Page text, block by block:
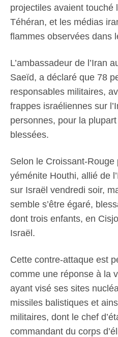
projectiles avaient touché
Téhéran, et les médias
flammes observées dans
L’ambassadeur de l’Iran
Saeïd, a déclaré que 78
responsables militaires,
frappes israéliennes sur
personnes, pour la
blessées.
Selon le Croissant-
yéménite Houthi, allié de
sur Israël vendredi soir,
semble s’être égaré,
dont trois enfants, en
Israël.
Cette contre-attaque est
comme une réponse à la
ayant visé ses sites
missiles balistiques et
militaires, dont le chef
commandant du corps